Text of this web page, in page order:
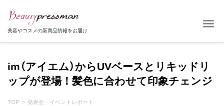
美容やコスメの新商品情報をお届け
im（アイエム）からUVベースとリキッドリ
ップが登場！髪色に合わせて印象チェンジ
TOP
発表会・イベントレポート